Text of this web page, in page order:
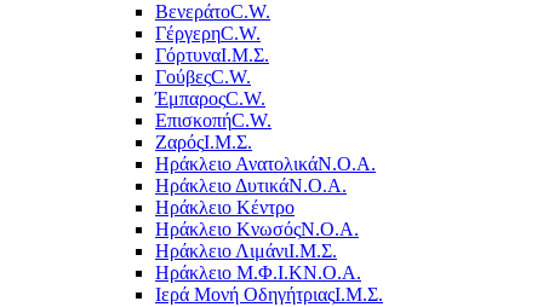
ΒενεράτοC.W.
ΓέργερηC.W.
ΓόρτυναΙ.Μ.Σ.
ΓούβεςC.W.
ΈμπαροςC.W.
ΕπισκοπήC.W.
ΖαρόςΙ.Μ.Σ.
Ηράκλειο ΑνατολικάΝ.Ο.Α.
Ηράκλειο ΔυτικάΝ.Ο.Α.
Ηράκλειο Κέντρο
Ηράκλειο ΚνωσόςΝ.Ο.Α.
Ηράκλειο ΛιμάνιΙ.Μ.Σ.
Ηράκλειο Μ.Φ.Ι.ΚΝ.Ο.Α.
Ιερά Μονή ΟδηγήτριαςΙ.Μ.Σ.